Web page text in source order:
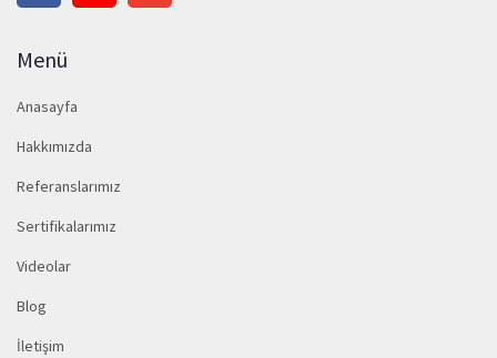
Menü
Anasayfa
Hakkımızda
Referanslarımız
Sertifikalarımız
Videolar
Blog
İletişim